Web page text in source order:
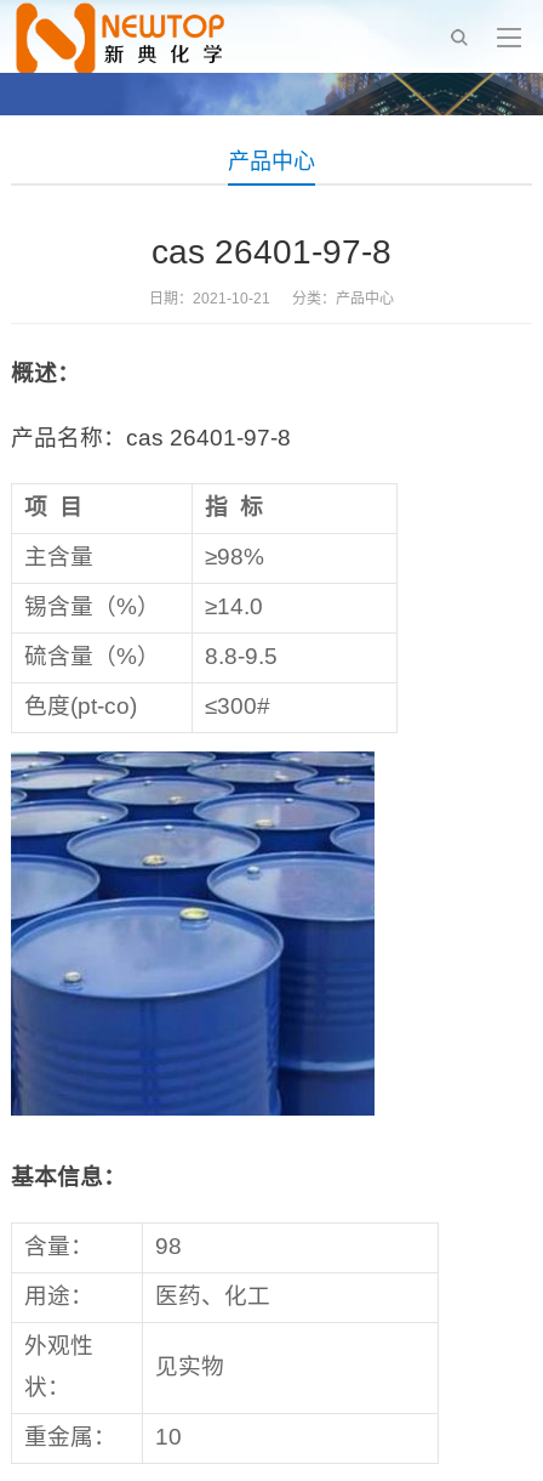
产品中心
cas 26401-97-8
日期：2021-10-21 分类： 产品中心
概述：
产品名称：cas 26401-97-8
项 目
指 标
主含量
≥98%
锡含量（%）
≥14.0
硫含量（%）
8.8-9.5
色度(pt-co)
≤300#
基本信息：
含量：
98
用途：
医药、化工
外观性
状：
见实物
重金属： 10